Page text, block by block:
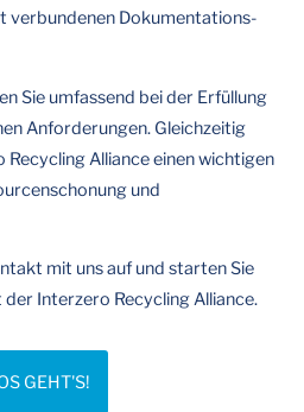
verbundenen Dokumentations-
Sie umfassend bei der Erfüllung
Anforderungen. Gleichzeitig
Alliance einen wichtigen
und
mit uns auf und starten Sie
Interzero Recycling Alliance.
GEHT'S!